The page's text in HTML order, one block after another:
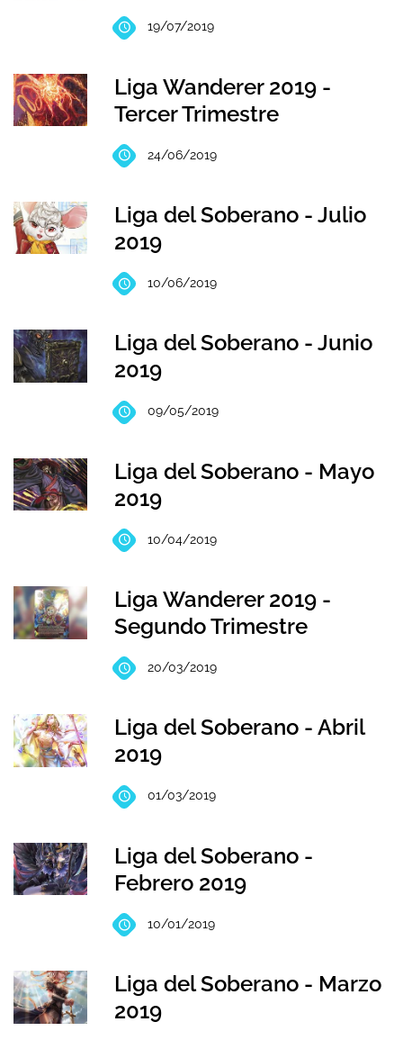
19/07/2019
Liga Wanderer 2019 -
Tercer Trimestre
24/06/2019
Liga del Soberano - Julio
2019
10/06/2019
Liga del Soberano - Junio
2019
09/05/2019
Liga del Soberano - Mayo
2019
10/04/2019
Liga Wanderer 2019 -
Segundo Trimestre
20/03/2019
Liga del Soberano - Abril
2019
01/03/2019
Liga del Soberano -
Febrero 2019
10/01/2019
Liga del Soberano - Marzo
2019